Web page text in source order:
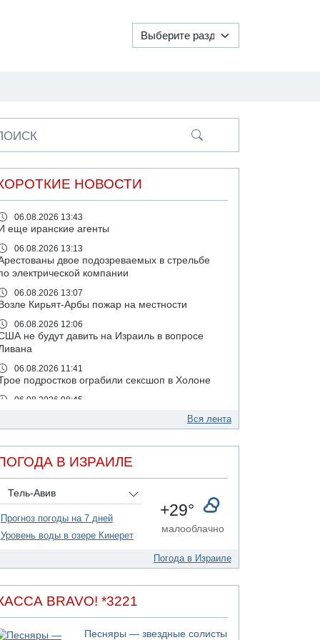
НОВОСТИ
06.08.2026 13:43
И еще иранские агенты
06.08.2026 13:13
двое подозреваемых в стрельбе
электрической компании
06.08.2026 13:07
Возле Кирьят-Арбы пожар на местности
06.08.2026 12:06
не будут давить на Израиль в вопросе
06.08.2026 11:41
подростков ограбили сексшоп в Холоне
06.08.2026 08:45
06.08.2026 08:11
атака на российский НПЗ
05.08.2026 18:30
противоракетной обороны "Хец"
05.08.2026 18:28
МАДА призывает израильтян срочно сдавать
кровь
Бывший посол Израиля в ООН Гилад Эрдан
партии
05.08.2026 13:49
севере Израиля на берег выбросило тело
Вся лента
В ИЗРАИЛЕ
Тель-Авив
Прогноз погоды на 7 дней
Уровень воды в озере Кинерет
+29°
малооблачно
Погода в Израиле
BRAVO! *3221
Песняры — звездные солисты